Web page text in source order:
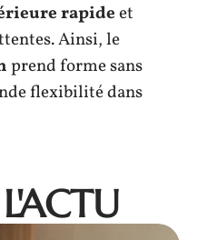
rapideet
Ainsi, le
prend forme sans
flexibilité dans